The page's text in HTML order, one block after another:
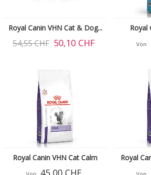
Royal Canin VHN Cat & Dog...
54,55 CHF 50,10 CHF
Royal
Von
Royal Canin VHN Cat Calm
45,00 CHF
Royal